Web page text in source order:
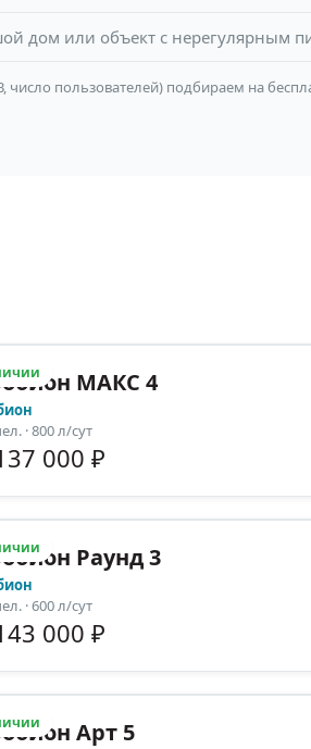
дом или объект с нерегулярным
число пользователей) подбираем на
МАКС 4
· 800 л/сут
000 ₽
Раунд 3
· 600 л/сут
000 ₽
Арт 5